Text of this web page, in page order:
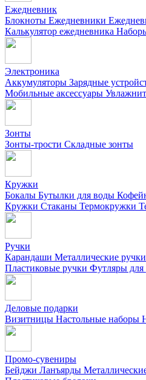
Ежедневник
Блокноты Ежедневники
Калькулятор ежедневника
Электроника
Аккумуляторы Зарядные
Мобильные аксессуары
Зонты
Зонты-трости Складные зонты
Кружки
Бокалы Бутылки для воды
Кружки Стаканы Термокружки
Ручки
Карандаши Металлические ручки
Пластиковые ручки Футляры для
Деловые подарки
Визитницы Настольные наборы
Промо-сувениры
Бейджи Ланъярды